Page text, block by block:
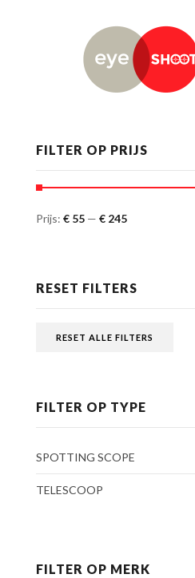
FILTER OP PRIJS
Prijs: € 55 — € 245
RESET FILTERS
RESET ALLE FILTERS
FILTER OP TYPE
SPOTTING SCOPE
TELESCOOP
FILTER OP MERK